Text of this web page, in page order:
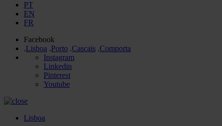
PT
EN
FR
Facebook
.Lisboa .Porto .Cascais .Comporta
Instagram
Linkedin
Pinterest
Youtube
Lisboa